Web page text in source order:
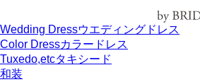
Wedding Dressウエディングドレス
Color Dressカラードレス
Tuxedo,etcタキシード
和装